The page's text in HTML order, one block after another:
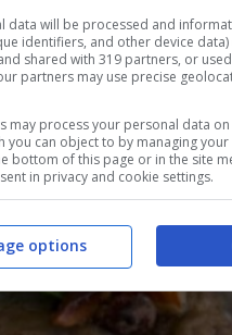
data will be processed and
identifiers, and other device
shared with 319 partners, or
partners may use precise
may process your personal data
you can object to by managing
bottom of this page or in the site
in privacy and cookie settings.
options